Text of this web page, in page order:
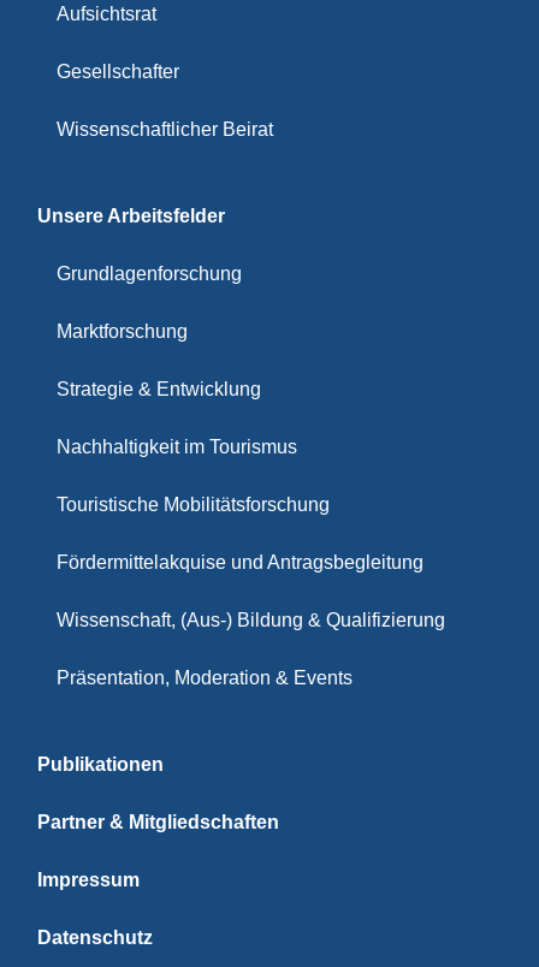
Aufsichtsrat
Gesellschafter
Wissenschaftlicher Beirat
Unsere Arbeitsfelder
Grundlagenforschung
Marktforschung
Strategie & Entwicklung
Nachhaltigkeit im Tourismus
Touristische Mobilitätsforschung
Fördermittelakquise und Antragsbegleitung
Wissenschaft, (Aus-) Bildung & Qualifizierung
Präsentation, Moderation & Events
Publikationen
Partner & Mitgliedschaften
Impressum
Datenschutz